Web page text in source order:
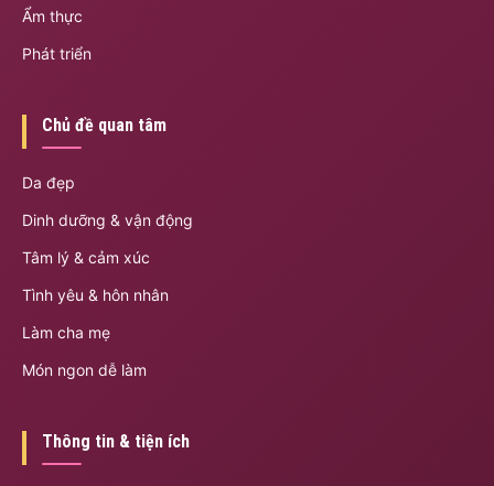
Ẩm thực
Phát triển
Chủ đề quan tâm
Da đẹp
Dinh dưỡng & vận động
Tâm lý & cảm xúc
Tình yêu & hôn nhân
Làm cha mẹ
Món ngon dễ làm
Thông tin & tiện ích